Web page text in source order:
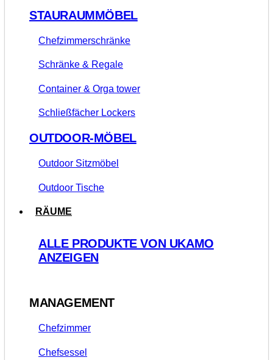
STAURAUMMÖBEL
Chefzimmerschränke
Schränke & Regale
Container & Orga tower
Schließfächer Lockers
OUTDOOR-MÖBEL
Outdoor Sitzmöbel
Outdoor Tische
RÄUME
ALLE PRODUKTE VON UKAMO
ANZEIGEN
MANAGEMENT
Chefzimmer
Chefsessel